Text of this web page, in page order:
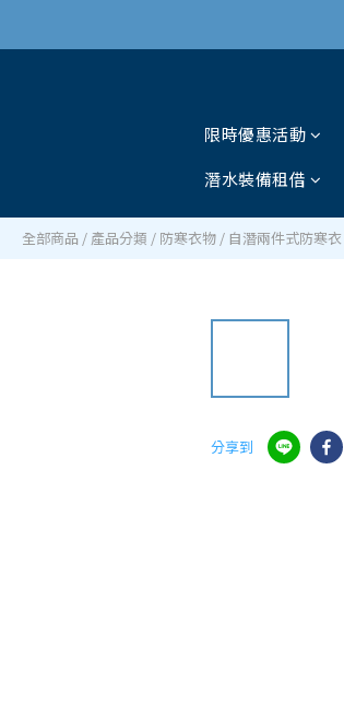
限時優惠活動
潛水裝備租借
全部商品 / 產品分類 / 防寒衣物 / 自潛兩件式防寒衣
分享到